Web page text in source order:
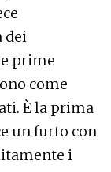
dei
prime
come
È la prima
un furto con
i